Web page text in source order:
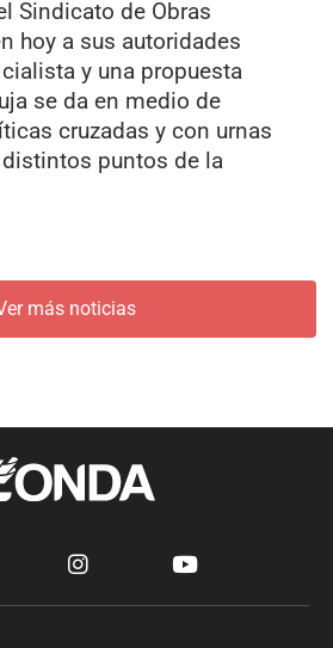
Sindicato de Obras
hoy a sus autoridades
y una propuesta
se da en medio de
cruzadas y con urnas
puntos de la
más noticias